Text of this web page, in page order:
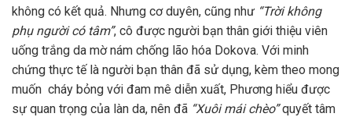
không có kết quả. Nhưng cơ duyên, cũng như “Trời không
phụ người có tâm”, cô được người bạn thân giới thiệu viên
uống trắng da mờ nám chống lão hóa Dokova. Với minh
chứng thực tế là người bạn thân đã sử dụng, kèm theo mong
muốn cháy bỏng với đam mê diễn xuất, Phương hiểu được
sự quan trọng của làn da, nên đã “Xuôi mái chèo”quyết tâm